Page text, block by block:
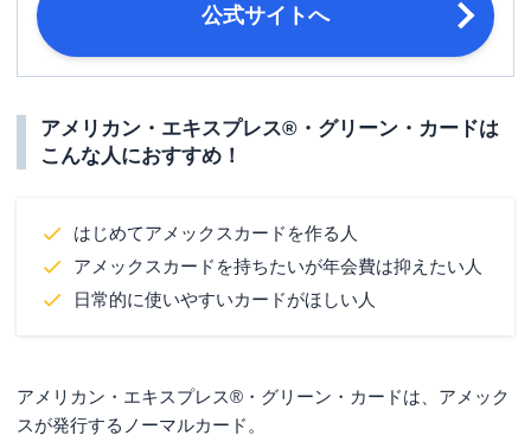
締め日・支払日
登録された口座振替金融機関等の関係
により、お客様ごとに個別に設定
在留カード・特別永住者証明書など本
人確認書類
公式サイトへ
アメリカン・エキスプレス®・グリーン・カードは
こんな人におすすめ！
はじめてアメックスカードを作る人
アメックスカードを持ちたいが年会費は抑えたい人
日常的に使いやすいカードがほしい人
アメリカン・エキスプレス®・グリーン・カードは、アメック
スが発行するノーマルカード。